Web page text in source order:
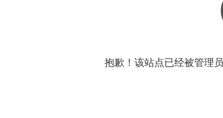
抱歉！该站点已经被管理